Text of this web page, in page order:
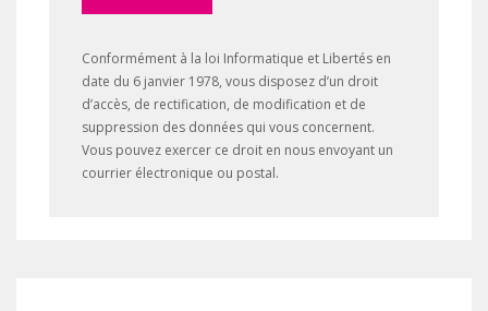
Conformément à la loi Informatique et Libertés en
date du 6 janvier 1978, vous disposez d’un droit
d’accès, de rectification, de modification et de
suppression des données qui vous concernent.
Vous pouvez exercer ce droit en nous envoyant un
courrier électronique ou postal.